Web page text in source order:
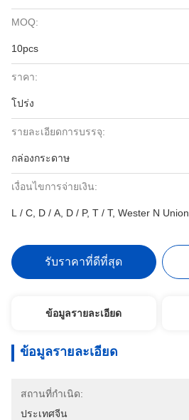
MOQ:
10pcs
ราคา:
โปร่ง
รายละเอียดการบรรจุ:
กล่องกระดาษ
เงื่อนไขการจ่ายเงิน:
L / C, D / A, D / P, T / T, Wester N Union
รับราคาที่ดีที่สุด
ข้อมูลรายละเอียด
ข้อมูลรายละเอียด
สถานที่กำเนิด:
ประเทศจีน